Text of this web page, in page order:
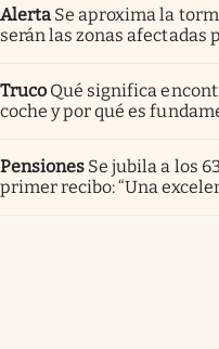
Alerta Se aproxima la
serán las zonas afectadas
Truco Qué significa
coche y por qué es
Pensiones Se jubila a los
primer recibo: “Una